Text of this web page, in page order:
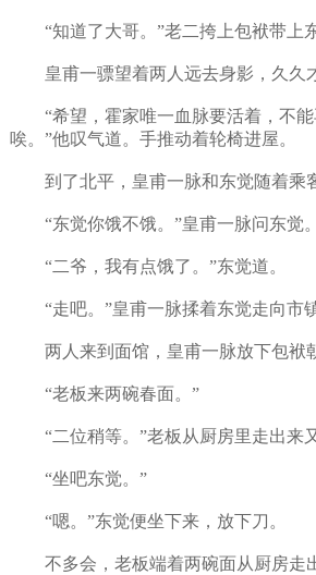
“知道了大哥。”老二挎上包袱带上东
皇甫一骠望着两人远去身影，久久才
“希望，霍家唯一血脉要活着，不能
唉。”他叹气道。手推动着轮椅进屋。
到了北平，皇甫一脉和东觉随着乘客
“东觉你饿不饿。”皇甫一脉问东觉。
“二爷，我有点饿了。”东觉道。
“走吧。”皇甫一脉揉着东觉走向市镇
两人来到面馆，皇甫一脉放下包袱朝
“老板来两碗春面。”
“二位稍等。”老板从厨房里走出来又
“坐吧东觉。”
“嗯。”东觉便坐下来，放下刀。
不多会，老板端着两碗面从厨房走